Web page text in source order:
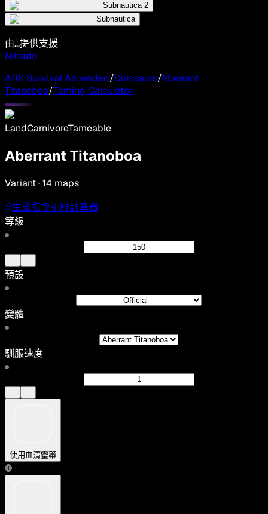
Subnautica 2
Subnautica
由...提供支援
Nitrado
ARK Survival Ascended/Dinosaurs/Aberrant
Titanoboa/Taming Calculator
LandCarnivoreTameable
Aberrant Titanoboa
Variant · 14 maps
生成指令馴服計算器
等級
預設
變體
馴服速度
使用血清靈藥